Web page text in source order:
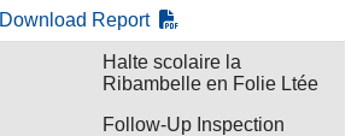
Download Report
Halte scolaire la
Ribambelle en Folie Ltée
Follow-Up Inspection